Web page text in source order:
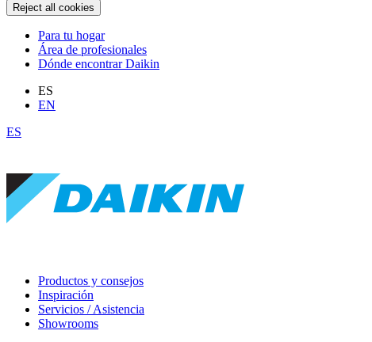
Reject all cookies
Para tu hogar
Área de profesionales
Dónde encontrar Daikin
ES
EN
ES
Productos y consejos
Inspiración
Servicios / Asistencia
Showrooms